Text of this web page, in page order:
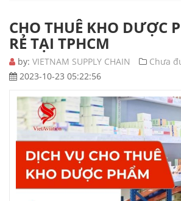
CHO THUÊ KHO DƯỢC
RẺ TẠI TPHCM
by: VIETNAM SUPPLY CHAIN Chưa
2023-10-23 05:22:56